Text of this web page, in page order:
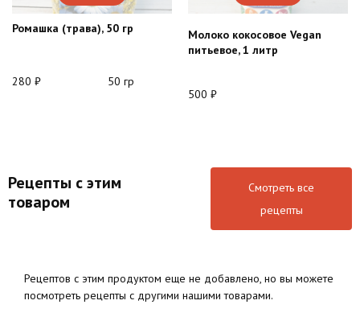
Ромашка (трава), 50 гр
280 ₽ 50 гр
Молоко кокосовое Vegan
питьевое, 1 литр
500 ₽
Рецепты с этим
товаром
Смотреть все
рецепты
Рецептов с этим продуктом еще не добавлено, но вы можете
посмотреть рецепты с другими нашими товарами.